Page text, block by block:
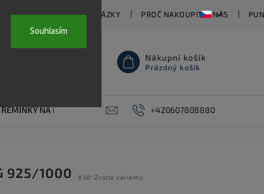
Souhlasím
ČASTO KLADENÉ OTÁZKY PROČ NAKOUPIT U NÁS
Nákupní košík
Prázdný košík
ŘEMÍNKY NA HODINKY AKCE PIERCING
+420607808880
925/1000 Kód: Zvolte variantu